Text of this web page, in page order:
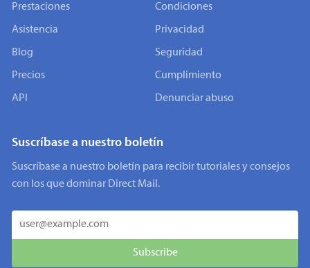
Prestaciones
Asistencia
Blog
Precios
API
Condiciones
Privacidad
Seguridad
Cumplimiento
Denunciar abuso
Suscríbase a nuestro boletín
Suscríbase a nuestro boletín para recibir tutoriales y consejos
con los que dominar Direct Mail.